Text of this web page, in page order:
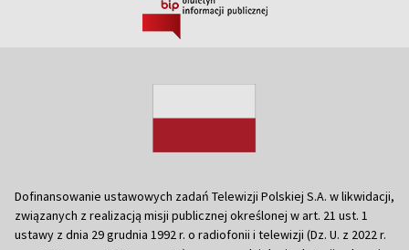
Dofinansowanie ustawowych zadań Telewizji Polskiej S.A. w likwidacji,
związanych z realizacją misji publicznej określonej w art. 21 ust. 1
ustawy z dnia 29 grudnia 1992 r. o radiofonii i telewizji (Dz. U. z 2022 r.